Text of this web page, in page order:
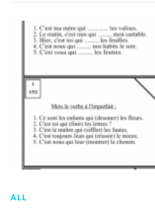
ALL